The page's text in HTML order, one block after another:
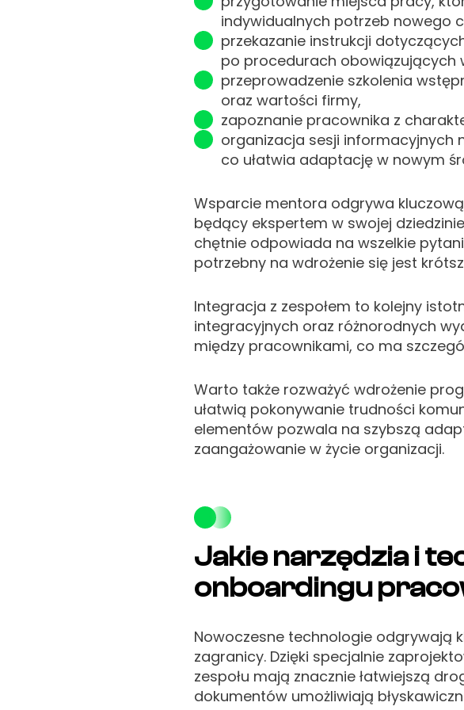
indywidualnych potrzeb nowego
przekazanie instrukcji
po procedurach obowiązujących
przeprowadzenie szkolenia
oraz wartości firmy,
zapoznanie pracownika z
organizacja sesji informacyjnych
co ułatwia adaptację w nowym
Wsparcie mentora odgrywa
będący ekspertem w swojej
chętnie odpowiada na wszelkie
potrzebny na wdrożenie się jest
Integracja z zespołem to kolejny
integracyjnych oraz różnorodnych
między pracownikami, co ma
Warto także rozważyć wdrożenie
ułatwią pokonywanie trudności
elementów pozwala na szybszą
zaangażowanie w życie organizacji.
Jakie narzędzia i
onboardingu
Nowoczesne technologie odgrywają
zagranicy. Dzięki specjalnie
zespołu mają znacznie łatwiejszą
dokumentów umożliwiają